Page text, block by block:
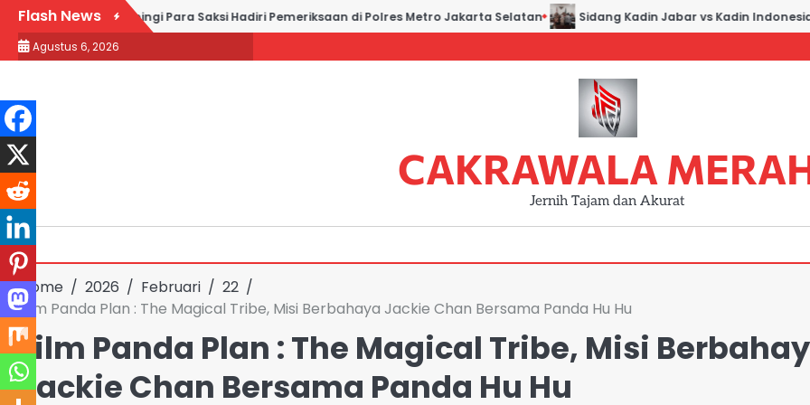
Skip
content
Flash News
Partners Dampingi Para Saksi Hadiri Pemeriksaan di Polres Metro Jakarta Selatan Sidang Kadin Jabar vs Kadin Indonesia:
Agustus 6, 2026
CAKRAWALA
Jernih Tajam dan Akurat
Home 2026 Februari
22
Film Panda Plan : The Magical Tribe, Misi Berbahaya Jackie Chan Bersama Panda Hu Hu
Film Panda Plan : The Magical Tribe, Misi
Jackie Chan Bersama Panda Hu Hu